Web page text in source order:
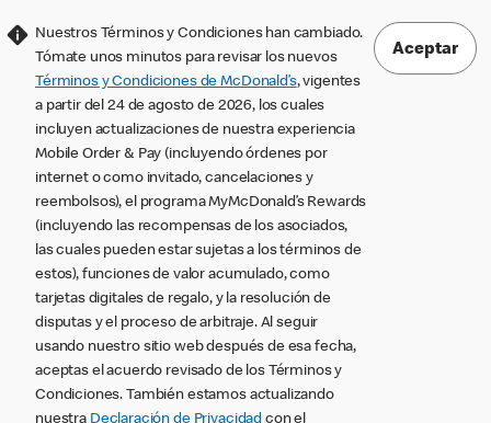
Nuestros Términos y Condiciones han cambiado.
Tómate unos minutos para revisar los nuevos
Términos y Condiciones de McDonald’s, vigentes
a partir del 24 de agosto de 2026, los cuales
incluyen actualizaciones de nuestra experiencia
Mobile Order & Pay (incluyendo órdenes por
internet o como invitado, cancelaciones y
reembolsos), el programa MyMcDonald’s Rewards
(incluyendo las recompensas de los asociados,
las cuales pueden estar sujetas a los términos de
estos), funciones de valor acumulado, como
tarjetas digitales de regalo, y la resolución de
disputas y el proceso de arbitraje. Al seguir
usando nuestro sitio web después de esa fecha,
aceptas el acuerdo revisado de los Términos y
Condiciones. También estamos actualizando
nuestra Declaración de Privacidad con el
Aceptar